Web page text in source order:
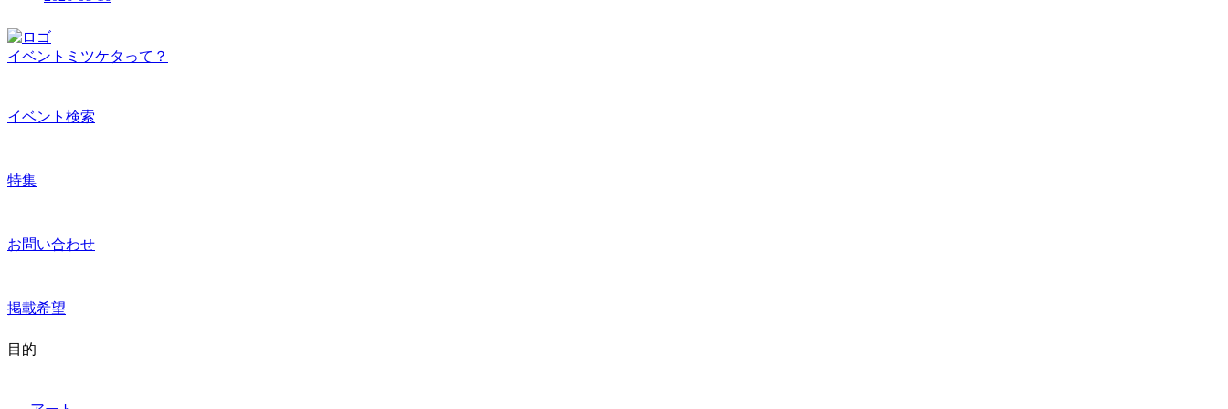
イベントミツケタって？
イベント検索
特集
お問い合わせ
掲載希望
目的